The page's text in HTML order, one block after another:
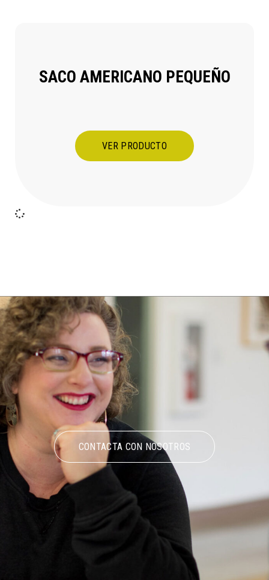
SACO AMERICANO PEQUEÑO
VER PRODUCTO
CONTACTA CON NOSOTROS